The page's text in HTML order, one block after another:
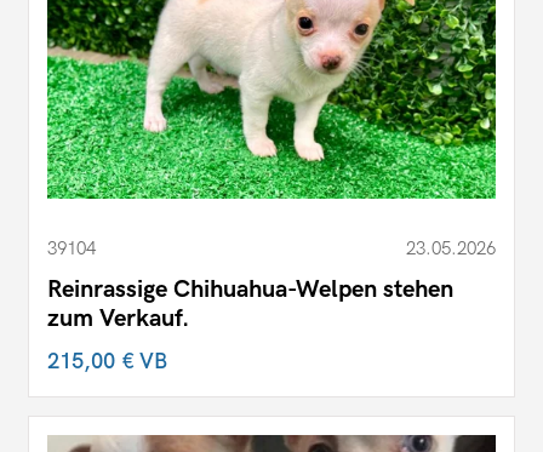
39104 23.05.2026
Reinrassige Chihuahua-Welpen stehen
zum Verkauf.
215,00 €VB